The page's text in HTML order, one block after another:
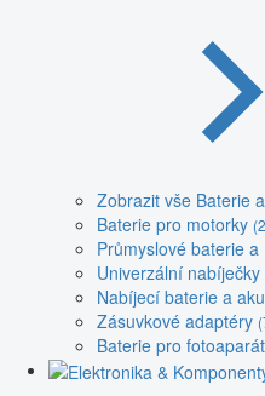
Zobrazit vše Baterie
Baterie pro motorky
Průmyslové baterie a
Univerzální nabíječky
Nabíjecí baterie a
Zásuvkové adaptéry
Baterie pro